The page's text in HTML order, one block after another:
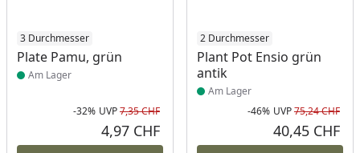
3 Durchmesser
Plate Pamu, grün
Produkt am Lager
Am Lager
Rabatt in Prozent
-32%
Ursprünglicher Preis
UVP7,35 CHF
4,97 CHF
2 Durchmesser
Plant Pot Ensio grün
antik
Produkt am Lager
Am Lager
-46% UVP75,24 CHF
40,45 CHF